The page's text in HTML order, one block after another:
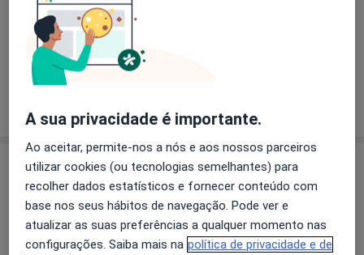
Preços
Sem informação sobre serviços e preços
Este especialista ainda não adicionou nenhuma
Consultório
Clínica Cuf Torres Vedras
Rua João Carlos Júnior, 5,, Torres Vedras2560-253
A sua privacidade é importante.
Ao aceitar, permite-nos a nós e aos nossos parceiros
utilizar cookies (ou tecnologias semelhantes) para
recolher dados estatísticos e fornecer conteúdo com
base nos seus hábitos de navegação. Pode ver e
atualizar as suas preferências a qualquer momento nas
configurações. Saiba mais na política de privacidade e de